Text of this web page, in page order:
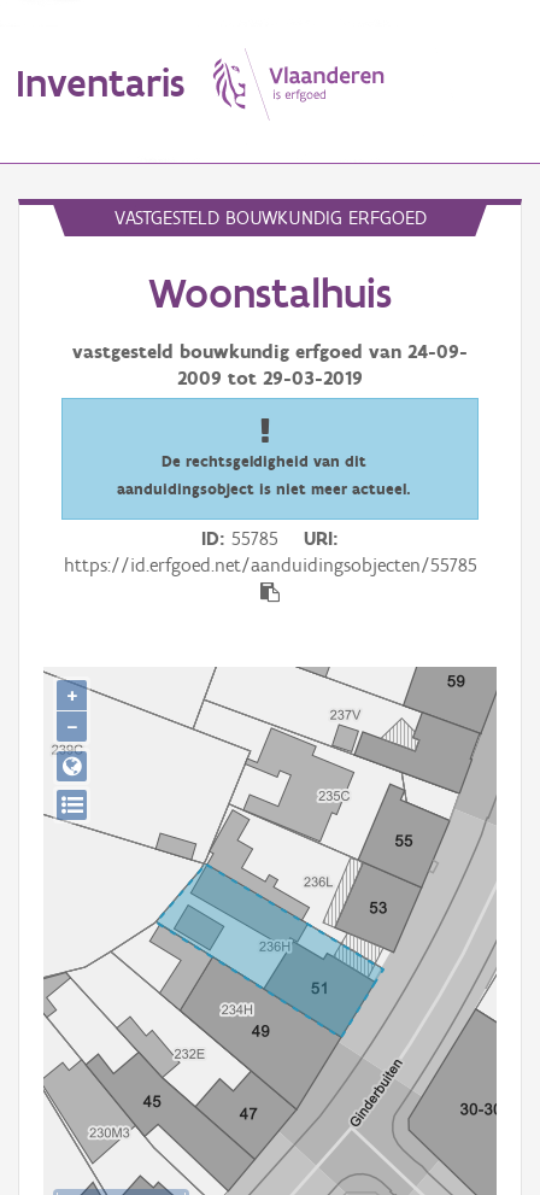
Inventaris
Aanduidingsobject
Waarneming
Persoon of collectief
Aanmelden
VASTGESTELD BOUWKUNDIG ERFGOED
Woonstalhuis
vastgesteld bouwkundig erfgoed van 24-09-
2009 tot 29-03-2019
De rechtsgeldigheid van dit
aanduidingsobject is niet meer actueel.
ID 55785
URI
https://id.erfgoed.net/aanduidingsobjecten/55785
+
−